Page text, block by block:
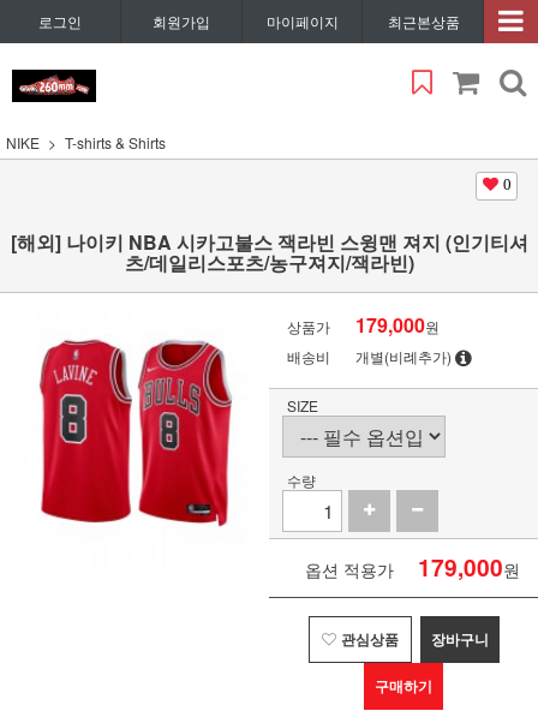
로그인 회원가입 마이페이지 최근본상품
NIKE T-shirts & Shirts
0
[해외] 나이키 NBA 시카고불스 잭라빈 스윙맨 져지 (인기티셔
츠/데일리스포츠/농구져지/잭라빈)
상품가 179,000원
배송비
개별(비례추가)
SIZE
수량
옵션 적용가 179,000원
관심상품 장바구니
구매하기